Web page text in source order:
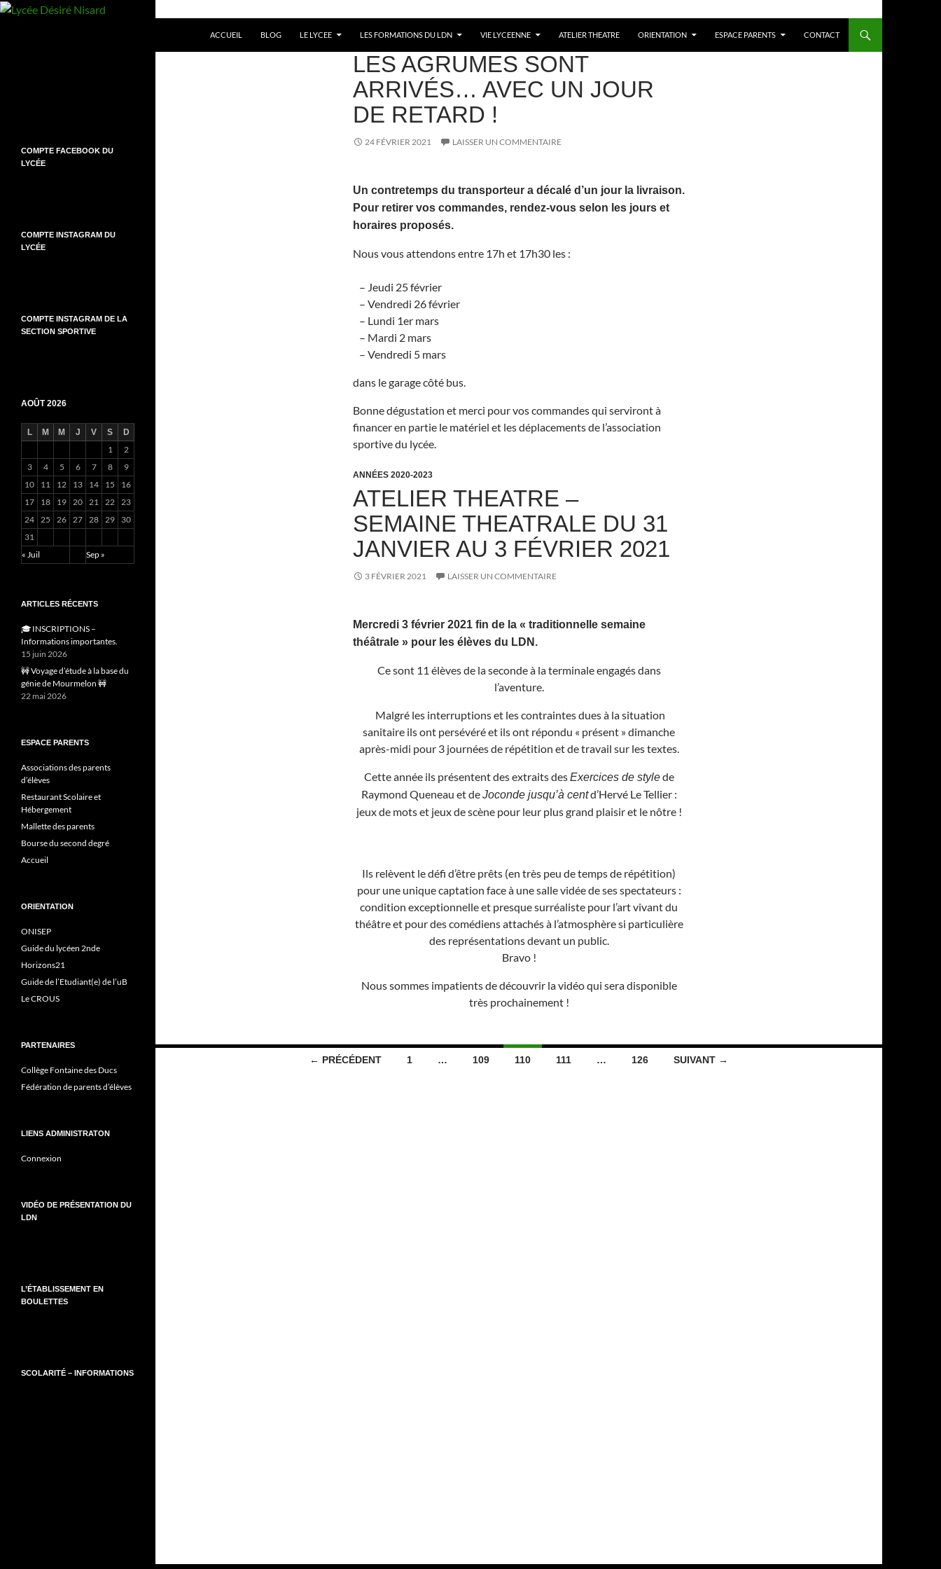
Aller
ACCUEIL BLOG LE LYCEE LES FORMATIONS DU LDN VIE LYCEENNE ATELIER THEATRE ORIENTATION ESPACE PARENTS CONTACT
ANNÉES 2020-2023
LES AGRUMES SONT
ARRIVÉS… AVEC UN JOUR
DE RETARD !
24 FÉVRIER 2021 LAISSER UN COMMENTAIRE
Un contretemps du transporteur a décalé d’un jour la livraison.
Pour retirer vos commandes, rendez-vous selon les jours et
horaires proposés.
Nous vous attendons entre 17h et 17h30 les :
– Jeudi 25 février
– Vendredi 26 février
– Lundi 1er mars
– Mardi 2 mars
– Vendredi 5 mars
dans le garage côté bus.
Bonne dégustation et merci pour vos commandes qui serviront à
financer en partie le matériel et les déplacements de l’association
sportive du lycée.
ANNÉES 2020-2023
ATELIER THEATRE –
SEMAINE THEATRALE DU 31
JANVIER AU 3 FÉVRIER 2021
3 FÉVRIER 2021 LAISSER UN COMMENTAIRE
Mercredi 3 février 2021 fin de la « traditionnelle semaine
théâtrale » pour les élèves du LDN.
Ce sont 11 élèves de la seconde à la terminale engagés dans
l’aventure.
Malgré les interruptions et les contraintes dues à la situation
sanitaire ils ont persévéré et ils ont répondu « présent » dimanche
après-midi pour 3 journées de répétition et de travail sur les textes.
Cette année ils présentent des extraits desExercices de stylede
Raymond Queneau et deJoconde jusqu’à centd’Hervé Le Tellier :
jeux de mots et jeux de scène pour leur plus grand plaisir et le nôtre !
Ils relèvent le défi d’être prêts (en très peu de temps de répétition)
pour une unique captation face à une salle vidée de ses spectateurs :
condition exceptionnelle et presque surréaliste pour l’art vivant du
théâtre et pour des comédiens attachés à l’atmosphère si particulière
des représentations devant un public.
Bravo !
Nous sommes impatients de découvrir la vidéo qui sera disponible
très prochainement !
← PRÉCÉDENT 1 … 109 110 111 … 126 SUIVANT →
COMPTE FACEBOOK DU
LYCÉE
COMPTE INSTAGRAM DU
LYCÉE
COMPTE INSTAGRAM DE LA
SECTION SPORTIVE
AOÛT 2026
L M M J V S D
1
2
3
4 5 6 7 8
9
10
11 12 13 14 15
16
17
18 19 20 21 22
23
24
25 26 27 28 29
30
31
« Juil
Sep »
ARTICLES RÉCENTS
🎓 INSCRIPTIONS –
Informations importantes.
15 juin 2026
🚧 Voyage d’étude à la base du
génie de Mourmelon 🚧
22 mai 2026
ESPACE PARENTS
Associations des parents
d’élèves
Restaurant Scolaire et
Hébergement
Mallette des parents
Bourse du second degré
Accueil
ORIENTATION
ONISEP
Guide du lycéen 2nde
Horizons21
Guide de l’Etudiant(e) de l’uB
Le CROUS
PARTENAIRES
Collège Fontaine des Ducs
Fédération de parents d’élèves
LIENS ADMINISTRATON
Connexion
VIDÉO DE PRÉSENTATION DU
LDN
L’ÉTABLISSEMENT EN
BOULETTES
SCOLARITÉ – INFORMATIONS